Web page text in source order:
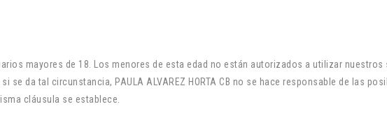
mayores de 18. Los menores de esta edad no están autorizados a utilizar
da tal circunstancia, PAULA ALVAREZ HORTA CB no se hace responsable de las
cláusula se establece.